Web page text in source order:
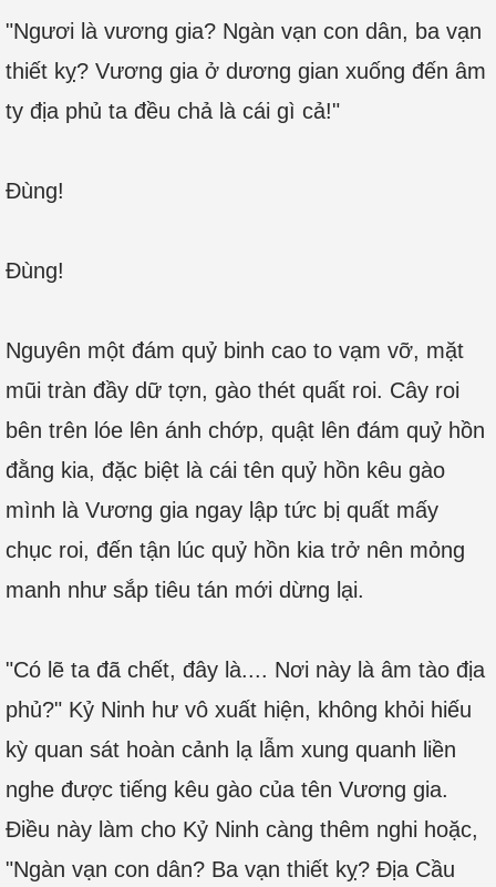
"Ngươi là vương gia? Ngàn vạn con dân, ba vạn
thiết kỵ? Vương gia ở dương gian xuống đến âm
ty địa phủ ta đều chả là cái gì cả!"
Đùng!
Đùng!
Nguyên một đám quỷ binh cao to vạm vỡ, mặt
mũi tràn đầy dữ tợn, gào thét quất roi. Cây roi
bên trên lóe lên ánh chớp, quật lên đám quỷ hồn
đằng kia, đặc biệt là cái tên quỷ hồn kêu gào
mình là Vương gia ngay lập tức bị quất mấy
chục roi, đến tận lúc quỷ hồn kia trở nên mỏng
manh như sắp tiêu tán mới dừng lại.
"Có lẽ ta đã chết, đây là.... Nơi này là âm tào địa
phủ?" Kỷ Ninh hư vô xuất hiện, không khỏi hiếu
kỳ quan sát hoàn cảnh lạ lẫm xung quanh liền
nghe được tiếng kêu gào của tên Vương gia.
Điều này làm cho Kỷ Ninh càng thêm nghi hoặc,
"Ngàn vạn con dân? Ba vạn thiết kỵ? Địa Cầu